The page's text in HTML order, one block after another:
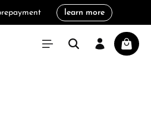
learn more